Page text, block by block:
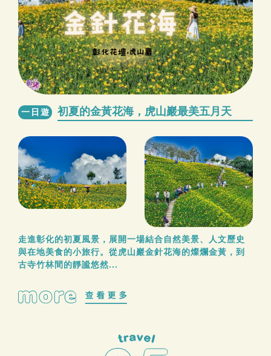
一日遊 初夏的金黃花海，虎山巖最美五月天
走進彰化的初夏風景，展開一場結合自然美景、人文歷史
與在地美食的小旅行。從虎山巖金針花海的燦爛金黃，到
古寺竹林間的靜謐悠然...